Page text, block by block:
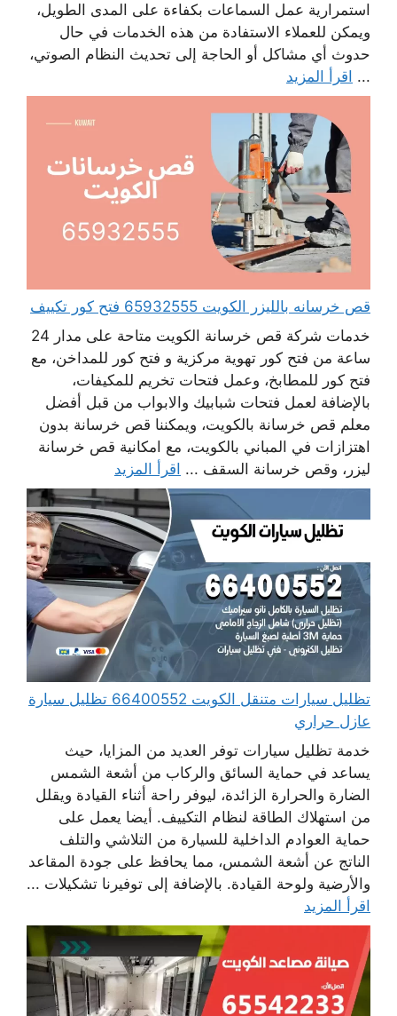
استمرارية عمل السماعات بكفاءة على المدى الطويل،
ويمكن للعملاء الاستفادة من هذه الخدمات في حال
حدوث أي مشاكل أو الحاجة إلى تحديث النظام الصوتي،
... اقرأ المزيد
قص خرسانه بالليزر الكويت 65932555 فتح كور تكييف
خدمات شركة قص خرسانة الكويت متاحة على مدار 24
ساعة من فتح كور تهوية مركزية و فتح كور للمداخن، مع
فتح كور للمطابخ، وعمل فتحات تخريم للمكيفات،
بالإضافة لعمل فتحات شبابيك والابواب من قبل أفضل
معلم قص خرسانة بالكويت، ويمكننا قص خرسانة بدون
اهتزازات في المباني بالكويت، مع امكانية قص خرسانة
ليزر، وقص خرسانة السقف ... اقرأ المزيد
تظليل سيارات متنقل الكويت 66400552 تظليل سيارة
عازل حراري
خدمة تظليل سيارات توفر العديد من المزايا، حيث
يساعد في حماية السائق والركاب من أشعة الشمس
الضارة والحرارة الزائدة، ليوفر راحة أثناء القيادة ويقلل
من استهلاك الطاقة لنظام التكييف. أيضا يعمل على
حماية العوادم الداخلية للسيارة من التلاشي والتلف
الناتج عن أشعة الشمس، مما يحافظ على جودة المقاعد
والأرضية ولوحة القيادة. بالإضافة إلى توفيرنا تشكيلات ...
اقرأ المزيد